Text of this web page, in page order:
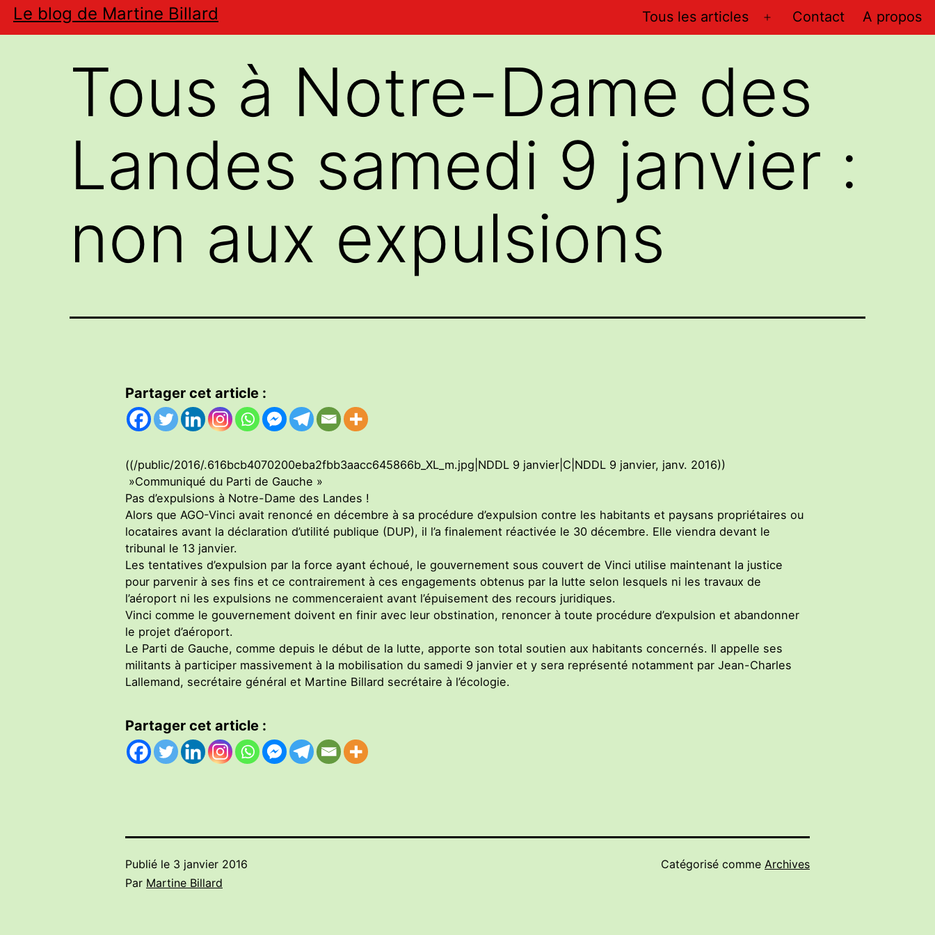
Aller
au
Le blog de Martine Billard Tous les articles
Ouvrir
Contact A propos
Tous à Notre-Dame des
Landes samedi 9 janvier :
non aux expulsions
Partager cet article :
((/public/2016/.616bcb4070200eba2fbb3aacc645866b_XL_m.jpg|NDDL 9 janvier|C|NDDL 9 janvier, janv. 2016))
»Communiqué du Parti de Gauche »
Pas d’expulsions à Notre-Dame des Landes !
Alors que AGO-Vinci avait renoncé en décembre à sa procédure d’expulsion contre les habitants et paysans propriétaires ou
locataires avant la déclaration d’utilité publique (DUP), il l’a finalement réactivée le 30 décembre. Elle viendra devant le
tribunal le 13 janvier.
Les tentatives d’expulsion par la force ayant échoué, le gouvernement sous couvert de Vinci utilise maintenant la justice
pour parvenir à ses fins et ce contrairement à ces engagements obtenus par la lutte selon lesquels ni les travaux de
l’aéroport ni les expulsions ne commenceraient avant l’épuisement des recours juridiques.
Vinci comme le gouvernement doivent en finir avec leur obstination, renoncer à toute procédure d’expulsion et abandonner
le projet d’aéroport.
Le Parti de Gauche, comme depuis le début de la lutte, apporte son total soutien aux habitants concernés. Il appelle ses
militants à participer massivement à la mobilisation du samedi 9 janvier et y sera représenté notamment par Jean-Charles
Lallemand, secrétaire général et Martine Billard secrétaire à l’écologie.
Partager cet article :
Publié le 3 janvier 2016
Par Martine Billard
Catégorisé comme Archives